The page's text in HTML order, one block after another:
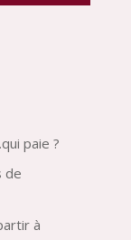
paie ?
de
à